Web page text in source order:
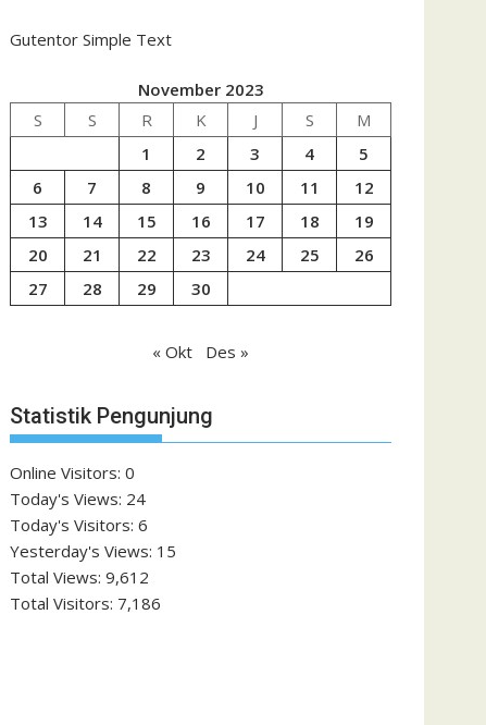
Gutentor Simple Text
November 2023
S
S R K J S
M
1
2 3 4
5
6
7 8 9 10 11
12
13
14 15 16 17 18
19
20
21 22 23 24 25
26
27
28 29 30
« Okt Des »
Statistik Pengunjung
Online Visitors: 0
Today's Views: 24
Today's Visitors: 6
Yesterday's Views: 15
Total Views: 9,612
Total Visitors: 7,186